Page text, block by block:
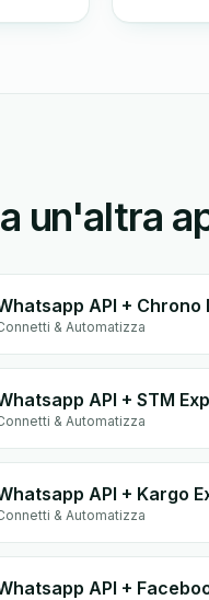
un'altra
API + Chrono
& Automatizza
API + STM
& Automatizza
API + Kargo
& Automatizza